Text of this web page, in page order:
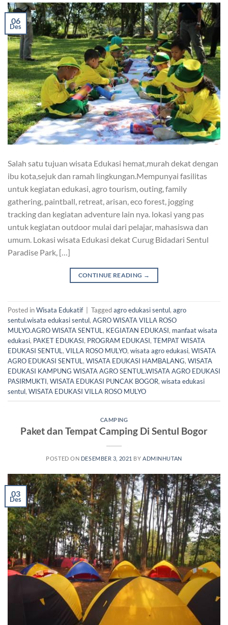
06
Des
Salah satu tujuan wisata Edukasi hemat,murah dekat dengan
ibu kota,sejuk dan ramah lingkungan.Mempunyai fasilitas
untuk kegiatan edukasi, agro tourism, outing, family
gathering, paintball, retreat, arisan, eco forest, jogging
tracking dan kegiatan adventure lain nya. lokasi yang pas
untuk kegiatan outdoor mulai dari pelajar, mahasiswa dan
umum. Lokasi wisata Edukasi dekat Curug Bidadari Sentul
Paradise Park, […]
CONTINUE READING →
Posted inWisata Edukatif Taggedagro edukasi sentul, agro
sentul.wisata edukasi sentul, AGRO WISATA VILLA ROSO
MULYO.AGRO WISATA SENTUL , KEGIATAN EDUKASI, manfaat wisata
edukasi, PAKET EDUKASI, PROGRAM EDUKASI, TEMPAT WISATA
EDUKASI SENTUL , VILLA ROSO MULYO, wisata agro edukasi, WISATA
AGRO EDUKASI SENTUL , WISATA EDUKASI HAMBALANG, WISATA
EDUKASI KAMPUNG WISATA AGRO SENTUL.WISATA AGRO EDUKASI
PASIRMUKTI, WISATA EDUKASI PUNCAK BOGOR, wisata edukasi
sentul, WISATA EDUKASI VILLA ROSO MULYO
CAMPING
Paket dan Tempat Camping Di Sentul Bogor
POSTED ON DESEMBER 3, 2021 BYADMINHUTAN
03
Des